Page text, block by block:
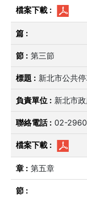
第三節
新北市公共
新北市
02-
第五章